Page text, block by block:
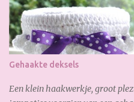
Gehaakte deksels
Een klein haakwerkje, groot